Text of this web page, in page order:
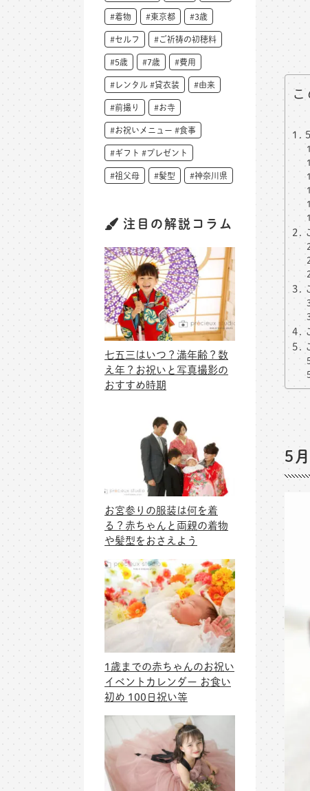
5
#着物 #東京都 #3歳
#セルフ #ご祈祷の初穂料
#5歳 #7歳 #費用
#レンタル #貸衣装 #由来
#前撮り #お寺
#お祝いメニュー #食事
#ギフト #プレゼント
#祖父母 #髪型 #神奈川県
注目の解説コラム
七五三はいつ？満年齢？数
え年？お祝いと写真撮影の
おすすめ時期
お宮参りの服装は何を着
る？赤ちゃんと両親の着物
や髪型をおさえよう
1歳までの赤ちゃんのお祝い
イベントカレンダー お食い
初め 100日祝い等